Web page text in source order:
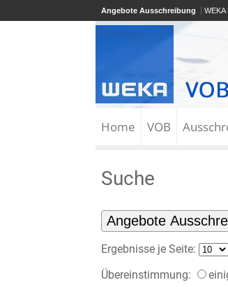
Angebote Ausschreibung WEKA
Home VOB
Suche
Ergebnisse je Seite:
Übereinstimmung: